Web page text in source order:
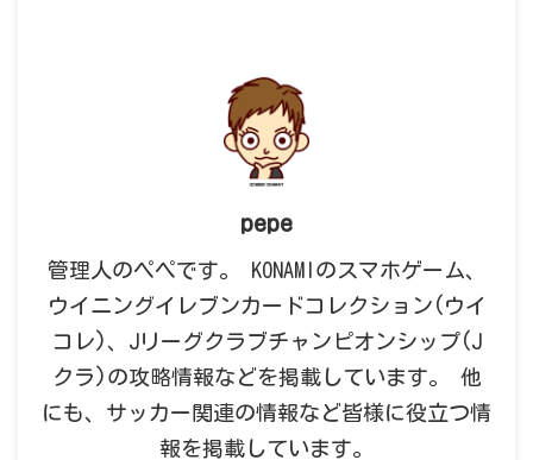
pepe
管理人のペペです。 KONAMIのスマホゲーム、
ウイニングイレブンカードコレクション(ウイ
コレ)、Jリーグクラブチャンピオンシップ(J
クラ)の攻略情報などを掲載しています。 他
にも、サッカー関連の情報など皆様に役立つ情
報を掲載しています。